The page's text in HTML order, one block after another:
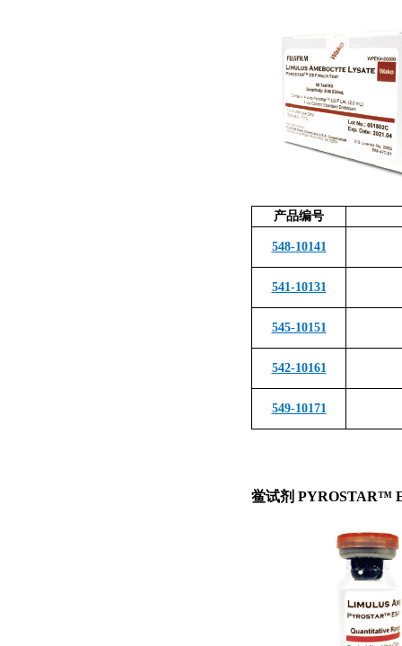
产品编号
548-10141
541-10131
545-10151
542-10161
549-10171
鲎试剂 PYROSTAR™